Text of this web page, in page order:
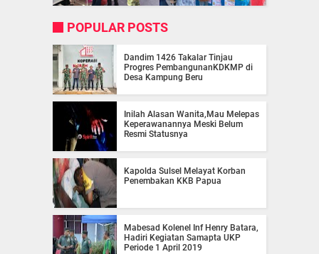
POPULAR POSTS
Dandim 1426 Takalar Tinjau
Progres PembangunanKDKMP di
Desa Kampung Beru
Inilah Alasan Wanita,Mau Melepas
Keperawanannya Meski Belum
Resmi Statusnya
Kapolda Sulsel Melayat Korban
Penembakan KKB Papua
Mabesad Kolenel Inf Henry Batara,
Hadiri Kegiatan Samapta UKP
Periode 1 April 2019